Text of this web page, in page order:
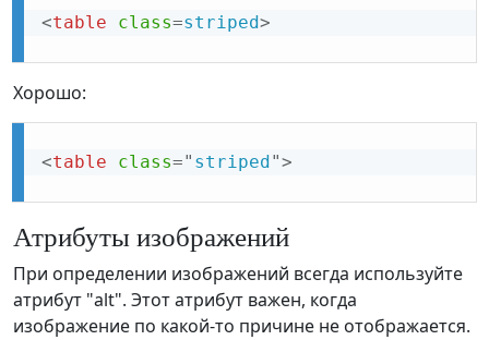
<table class=striped>
Хорошо:
<table class=" striped ">
Атрибуты изображений
При определении изображений всегда используйте
атрибут "alt". Этот атрибут важен, когда
изображение по какой-то причине не отображается.